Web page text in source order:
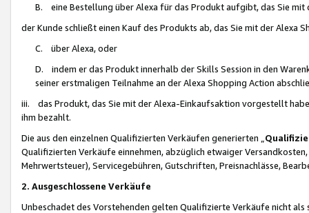
B. eine Bestellung über Alexa für das Produkt aufgibt, das Sie mit
der Kunde schließt einen Kauf des Produkts ab, das Sie mit der Alexa
C. über Alexa, oder
D. indem er das Produkt innerhalb der Skills Session in den
seiner erstmaligen Teilnahme an der Alexa Shopping Action
iii. das Produkt, das Sie mit der Alexa-Einkaufsaktion vorgestellt
ihm bezahlt.
Die aus den einzelnen Qualifizierten Verkäufen generierten „
Qualifizierten Verkäufe einnehmen, abzüglich etwaiger
Mehrwertsteuer), Servicegebühren, Gutschriften, Preisnachlässe,
2. Ausgeschlossene Verkäufe
Unbeschadet des Vorstehenden gelten Qualifizierte Verkäufe nicht